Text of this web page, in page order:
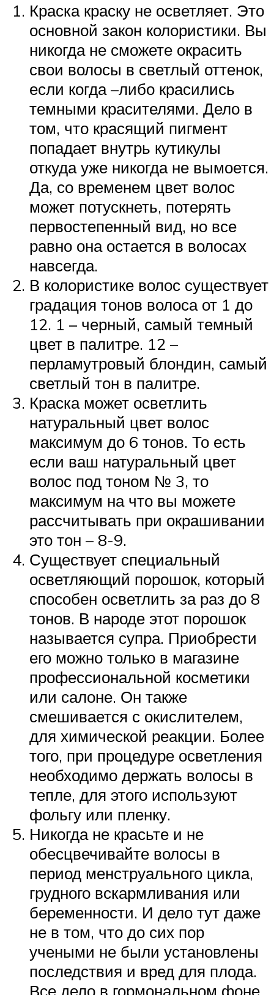
Краска краску не осветляет. Это
основной закон колористики. Вы
никогда не сможете окрасить
свои волосы в светлый оттенок,
если когда –либо красились
темными красителями. Дело в
том, что красящий пигмент
попадает внутрь кутикулы
откуда уже никогда не вымоется.
Да, со временем цвет волос
может потускнеть, потерять
первостепенный вид, но все
равно она остается в волосах
навсегда.
В колористике волос существует
градация тонов волоса от 1 до
12. 1 – черный, самый темный
цвет в палитре. 12 –
перламутровый блондин, самый
светлый тон в палитре.
Краска может осветлить
натуральный цвет волос
максимум до 6 тонов. То есть
если ваш натуральный цвет
волос под тоном № 3, то
максимум на что вы можете
рассчитывать при окрашивании
это тон – 8-9.
Существует специальный
осветляющий порошок, который
способен осветлить за раз до 8
тонов. В народе этот порошок
называется супра. Приобрести
его можно только в магазине
профессиональной косметики
или салоне. Он также
смешивается с окислителем,
для химической реакции. Более
того, при процедуре осветления
необходимо держать волосы в
тепле, для этого используют
фольгу или пленку.
Никогда не красьте и не
обесцвечивайте волосы в
период менструального цикла,
грудного вскармливания или
беременности. И дело тут даже
не в том, что до сих пор
учеными не были установлены
последствия и вред для плода.
Все дело в гормональном фоне